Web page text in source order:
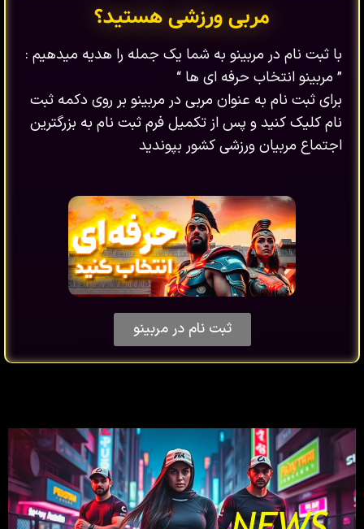
مربی ورزشی هستید؟
با ثبت نام در مربینو به شما یک جمله را هدیه میدهیم :
” مربینو انتخاب حرفه ای ها “
برای ثبت نام به عنوان مربی در مربینو بر روی دکمه ثبت
نام کلیک کنید و پس از تکمیل فرم ثبت نام به بزرگترین
اجتماع مربیان ورزشی کشور بپوندید
ثبت نام در مربینو